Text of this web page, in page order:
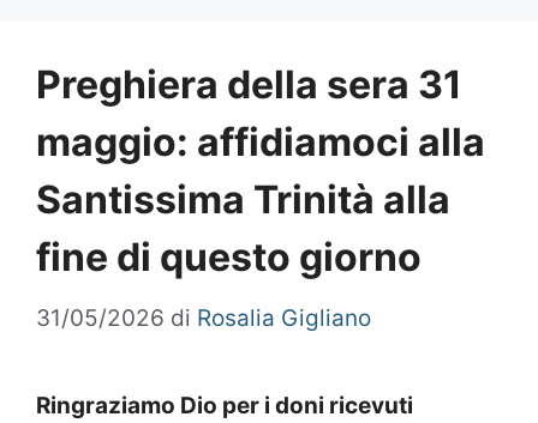
Preghiera della sera 31
maggio: affidiamoci alla
Santissima Trinità alla
fine di questo giorno
31/05/2026 di Rosalia Gigliano
Ringraziamo Dio per i doni ricevuti